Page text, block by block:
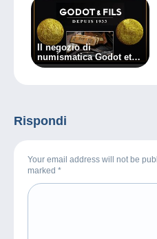
Il negozio di
numismatica Godot et
Fils entra nel
Rispondi
Your email address will not be
marked *